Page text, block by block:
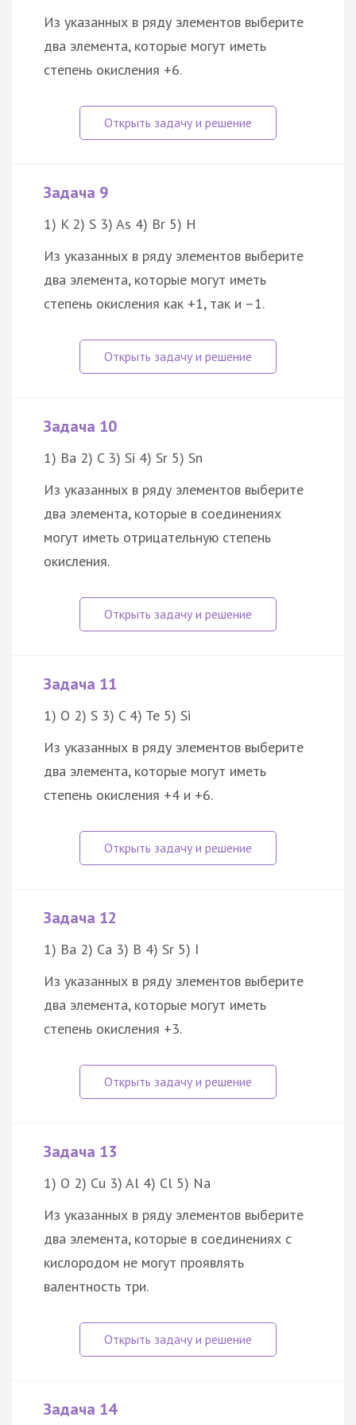
Из указанных в ряду элементов выберите
два элемента, которые могут иметь
степень окисления +6.
Задача 9
1) K 2) S 3) As 4) Br 5) H
Из указанных в ряду элементов выберите
два элемента, которые могут иметь
степень окисления как +1, так и –1.
Задача 10
1) Ba 2) C 3) Si 4) Sr 5) Sn
Из указанных в ряду элементов выберите
два элемента, которые в соединениях
могут иметь отрицательную степень
окисления.
Задача 11
1) O 2) S 3) C 4) Te 5) Si
Из указанных в ряду элементов выберите
два элемента, которые могут иметь
степень окисления +4 и +6.
Задача 12
1) Ba 2) Ca 3) B 4) Sr 5) I
Из указанных в ряду элементов выберите
два элемента, которые могут иметь
степень окисления +3.
Задача 13
1) O 2) Cu 3) Al 4) Cl 5) Na
Из указанных в ряду элементов выберите
два элемента, которые в соединениях с
кислородом не могут проявлять
валентность три.
Задача 14